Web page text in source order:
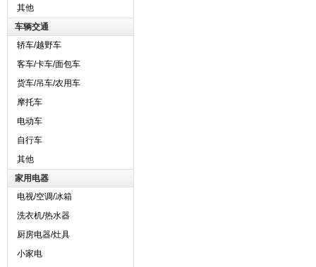
其他
车辆交通
轿车/越野车
客车/卡车/面包车
货车/吊车/农用车
摩托车
电动车
自行车
其他
家用电器
电视/空调/冰箱
洗衣机/热水器
厨房电器/灶具
小家电